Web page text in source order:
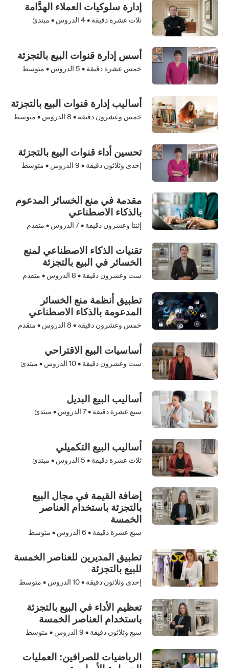
إدارة سلوكيات العملاء الهدَّامة
ثلاث عشرة دقيقة •4 الدروس • مبتدئ
أسس إدارة قنوات البيع بالتجزئة
خمس عشرة دقيقة • 5 الدروس • متوسط
أساليب إدارة قنوات البيع بالتجزئة
خمس وعشرون دقيقة • 8 الدروس • متوسط
تحسين أداء قنوات البيع بالتجزئة
إحدى وثلاثون دقيقة • 9 الدروس • متوسط
مقدمة في منع الخسائر المدعوم
بالذكاء الاصطناعي
إثنتا وعشرون دقيقة •7 الدروس • متقدم
تقنيات الذكاء الاصطناعي لمنع
الخسائر في البيع بالتجزئة
ست وعشرون دقيقة • 8 الدروس • متقدم
تطبيق أنظمة منع الخسائر
المدعومة بالذكاء الاصطناعي
خمس وعشرون دقيقة • 8 الدروس • متقدم
أساسيات البيع الاقتراحي
ست وعشرون دقيقة •10 الدروس • مبتدئ
أساليب البيع البديل
سبع عشرة دقيقة •7 الدروس • مبتدئ
أساليب البيع التكميلي
ثلاث عشرة دقيقة • 5 الدروس • مبتدئ
إضافة القيمة في مجال البيع
بالتجزئة باستخدام العناصر
الخمسة
سبع عشرة دقيقة • 6 الدروس • متوسط
تطبيق المديرين للعناصر الخمسة
للبيع بالتجزئة
إحدى وثلاثون دقيقة •10 الدروس • متوسط
تعظيم الأداء في البيع بالتجزئة
باستخدام العناصر الخمسة
سبع وثلاثون دقيقة • 9 الدروس • متوسط
الرياضيات للصرافين: العمليات